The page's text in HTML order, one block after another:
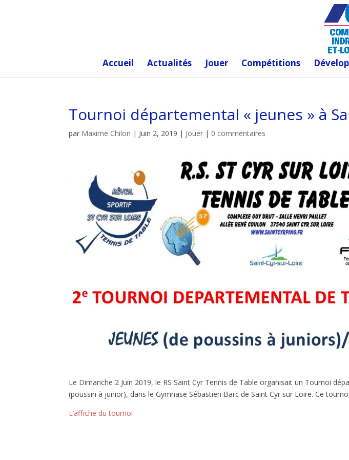
Accueil Actualités Jouer Compétitions
Tournoi départemental « jeunes » à
par Maxime Chilon | Juin 2, 2019 | Jouer | 0 commentaires
Le Dimanche 2 Juin 2019, le RS Saint Cyr Tennis de Table organisait un Tournoi
(poussin à junior), dans le Gymnase Sébastien Barc de Saint Cyr sur Loire. Ce
L’affiche du tournoi